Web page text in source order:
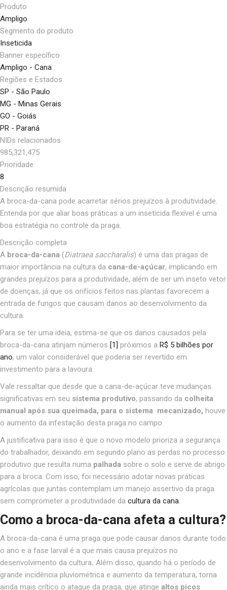
Produto
Ampligo
Segmento do produto
Inseticida
Banner específico
Ampligo - Cana
Regiões e Estados
SP - São Paulo
MG - Minas Gerais
GO - Goiás
PR - Paraná
NIDs relacionados
985,321,475
Prioridade
8
Descrição resumida
A broca-da-cana pode acarretar sérios prejuízos à produtividade.
Entenda por que aliar boas práticas a um inseticida flexível é uma
boa estratégia no controle da praga.
Descrição completa
A broca-da-cana (Diatraea saccharalis) é uma das pragas de
maior importância na cultura da cana-de-açúcar, implicando em
grandes prejuízos para a produtividade, além de ser um inseto vetor
de doenças, já que os orifícios feitos nas plantas favorecem a
entrada de fungos que causam danos ao desenvolvimento da
cultura.
Para se ter uma ideia, estima-se que os danos causados pela
broca-da-cana atinjam números [1] próximos a R$ 5 bilhões por
ano, um valor considerável que poderia ser revertido em
investimento para a lavoura.
Vale ressaltar que desde que a cana-de-açúcar teve mudanças
significativas em seu sistema produtivo, passando da colheita
manual após sua queimada, para o sistema mecanizado, houve
o aumento da infestação desta praga no campo.
A justificativa para isso é que o novo modelo prioriza a segurança
do trabalhador, deixando em segundo plano as perdas no processo
produtivo que resulta numa palhada sobre o solo e serve de abrigo
para a broca. Com isso, foi necessário adotar novas práticas
agrícolas que juntas contemplam um manejo assertivo da praga
sem comprometer a produtividade da cultura da cana.
Como a broca-da-cana afeta a cultura?
A broca-da-cana é uma praga que pode causar danos durante todo
o ano e a fase larval é a que mais causa prejuízos no
desenvolvimento da cultura. Além disso, quando há o período de
grande incidência pluviométrica e aumento da temperatura, torna
ainda mais crítico o ataque da praga, que atinge altos picos